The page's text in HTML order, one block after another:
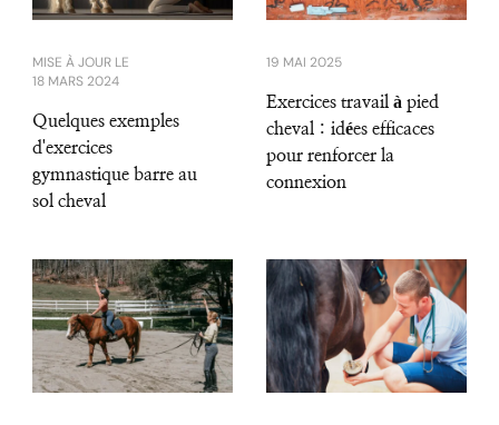
MISE À JOUR LE
18 MARS 2024
Quelques exemples
d'exercices
gymnastique barre au
sol cheval
19 MAI 2025
Exercices travail à pied
cheval : idées efficaces
pour renforcer la
connexion